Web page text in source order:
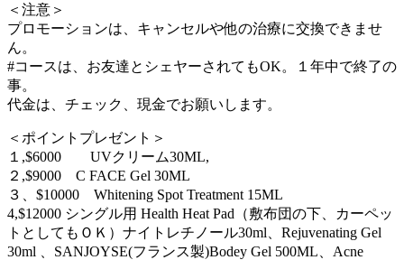
＜注意＞
プロモーションは、キャンセルや他の治療に交換できませ
ん。
#コースは、お友達とシェヤーされてもOK。１年中で終了の
事。
代金は、チェック、現金でお願いします。
＜ポイントプレゼント＞
１,$6000 UVクリーム30ML,
２,$9000 C FACE Gel 30ML
３、$10000 Whitening Spot Treatment 15ML
4,$12000 シングル用 Health Heat Pad（敷布団の下、カーペッ
トとしてもＯＫ）ナイトレチノール30ml、Rejuvenating Gel
30ml 、SANJOYSE(フランス製)Bodey Gel 500ML、Acne